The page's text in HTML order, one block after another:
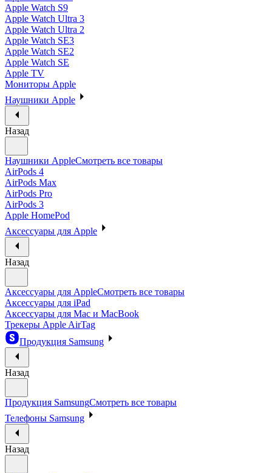
Apple Watch S9
Apple Watch Ultra 3
Apple Watch Ultra 2
Apple Watch SE3
Apple Watch SE2
Apple Watch SE
Apple TV
Мониторы Apple
Наушники Apple
Назад
Наушники AppleСмотреть все товары
AirPods 4
AirPods Max
AirPods Pro
AirPods 3
Apple HomePod
Аксессуары для Apple
Назад
Аксессуары для AppleСмотреть все товары
Аксессуары для iPad
Аксессуары для Mac и MacBook
Трекеры Apple AirTag
Продукция Samsung
Назад
Продукция SamsungСмотреть все товары
Телефоны Samsung
Назад